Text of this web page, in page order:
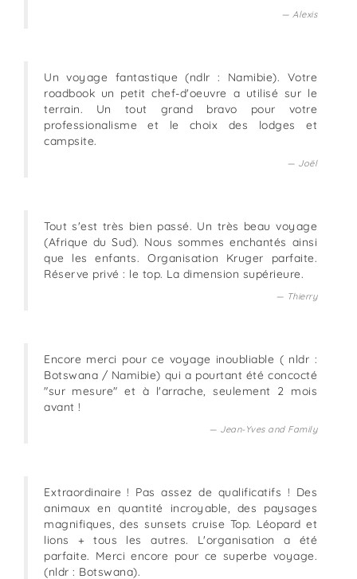
Alexis
Un voyage fantastique (ndlr : Namibie). Votre
roadbook un petit chef-d'oeuvre a utilisé sur le
terrain. Un tout grand bravo pour votre
professionalisme et le choix des lodges et
campsite.
Joël
Tout s'est très bien passé. Un très beau voyage
(Afrique du Sud). Nous sommes enchantés ainsi
que les enfants. Organisation Kruger parfaite.
Réserve privé : le top. La dimension supérieure.
Thierry
Encore merci pour ce voyage inoubliable ( nldr :
Botswana / Namibie) qui a pourtant été concocté
"sur mesure" et à l'arrache, seulement 2 mois
avant !
Jean-Yves and Family
Extraordinaire ! Pas assez de qualificatifs ! Des
animaux en quantité incroyable, des paysages
magnifiques, des sunsets cruise Top. Léopard et
lions + tous les autres. L'organisation a été
parfaite. Merci encore pour ce superbe voyage.
(nldr : Botswana).